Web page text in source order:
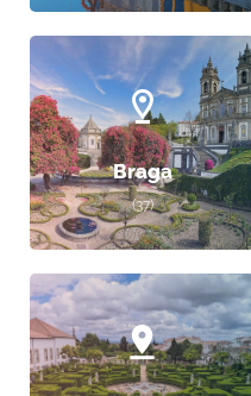
Braga
(37)